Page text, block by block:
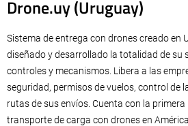
Drone.uy (Uruguay)
Sistema de entrega con drones creado en
diseñado y desarrollado la totalidad de su
controles y mecanismos. Libera a las
seguridad, permisos de vuelos, control de
rutas de sus envíos. Cuenta con la
transporte de carga con drones en